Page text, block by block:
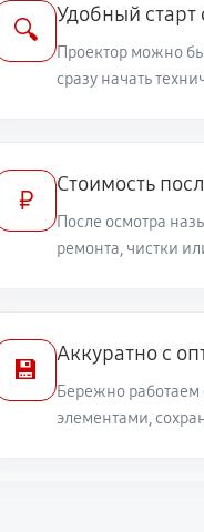
🔍
Удобный старт
Проектор можно
сразу начать
₽
Стоимость
После осмотра
ремонта, чистки
💾
Аккуратно с
Бережно
элементами,